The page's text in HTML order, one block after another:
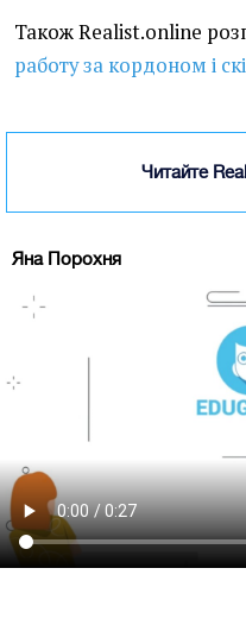
Також Realist.online
работу за кордоном і
Читайте
Яна Порохня